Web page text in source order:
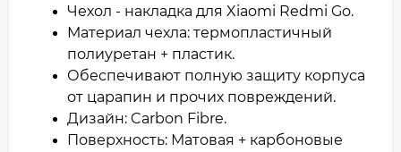
Чехол - накладка для Xiaomi Redmi Go.
Материал чехла: термопластичный
полиуретан + пластик.
Обеспечивают полную защиту корпуса
от царапин и прочих повреждений.
Дизайн: Carbon Fibre.
Поверхность: Матовая + карбоновые